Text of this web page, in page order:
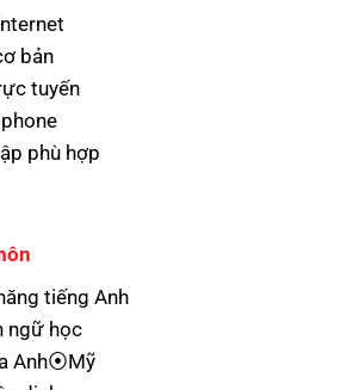
bản
tuyến
phù hợp
tiếng Anh
ngữ học
Anh⦿Mỹ